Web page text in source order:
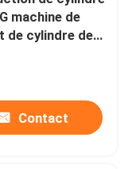
machine de
de cylindre de
Contact